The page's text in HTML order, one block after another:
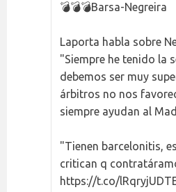
💣💣💣Barsa-Negreira
Laporta habla sobre
"Siempre he tenido la
debemos ser muy
árbitros no nos
siempre ayudan al
"Tienen barcelonitis,
critican q
https://t.co/